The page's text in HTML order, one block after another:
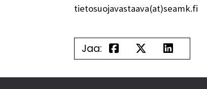
tietosuojavastaava(at)seamk.fi
Jaa: